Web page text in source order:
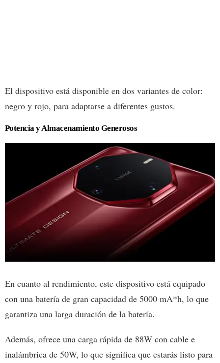
El dispositivo está disponible en dos variantes de color:
negro y rojo, para adaptarse a diferentes gustos.
Potencia y Almacenamiento Generosos
En cuanto al rendimiento, este dispositivo está equipado
con una batería de gran capacidad de 5000 mA*h, lo que
garantiza una larga duración de la batería.
Además, ofrece una carga rápida de 88W con cable e
inalámbrica de 50W, lo que significa que estarás listo para